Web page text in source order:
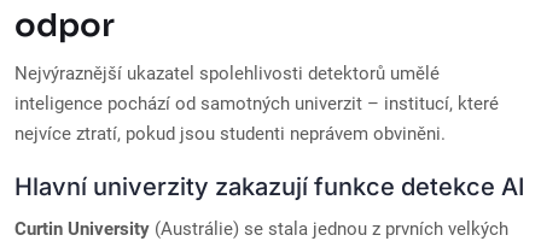
odpor
Nejvýraznější ukazatel spolehlivosti detektorů umělé
inteligence pochází od samotných univerzit – institucí, které
nejvíce ztratí, pokud jsou studenti neprávem obviněni.
Hlavní univerzity zakazují funkce detekce AI
Curtin University (Austrálie) se stala jednou z prvních velkých